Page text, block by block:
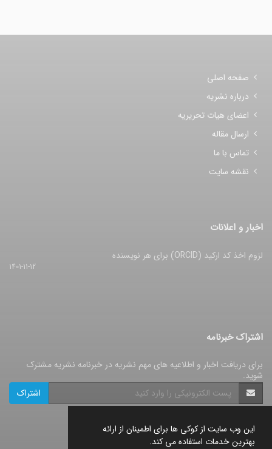
این وب سایت از کوکی ها برای اطمینان از ارائه
بهترین خدمات استفاده می کند.
صفحه اصلی
درباره نشریه
اعضای هیات تحریریه
ارسال مقاله
تماس با ما
نقشه سایت
اخبار و اعلانات
لزوم اخذ کد ارکید (ORCID) برای هر نویسنده
1401-11-12
اشتراک خبرنامه
برای دریافت اخبار و اطلاعیه های مهم نشریه در خبرنامه نشریه مشترک
شوید.
اشتراک